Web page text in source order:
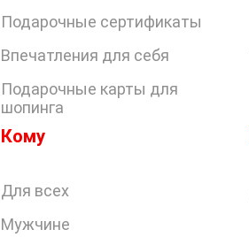
Подарочные сертификаты
Впечатления для себя
Подарочные карты для
шопинга
Кому
Для всех
Мужчине